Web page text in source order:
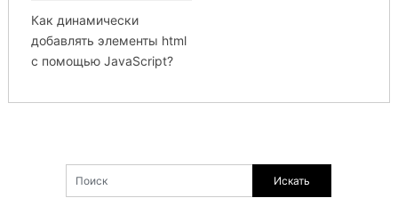
Как динамически
добавлять элементы html
с помощью JavaScript?